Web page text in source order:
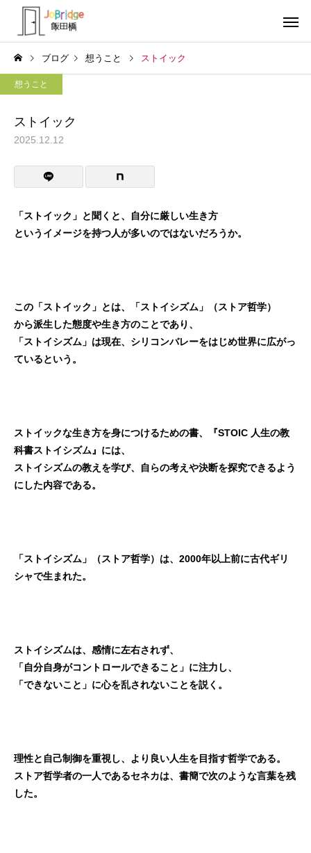
利用者の声
働き続けるための土台 全力禁止のススメ
ブログ 想うこと ストイック
想うこと
ストイック
2025.12.12
「ストイック」と聞くと、自分に厳しい生き方
というイメージを持つ人が多いのではないだろうか。
この「ストイック」とは、「ストイシズム」（ストア哲学）
から派生した態度や生き方のことであり、
「ストイシズム」は現在、シリコンバレーをはじめ世界に広がっ
ているという。
ストイックな生き方を身につけるための書、『STOIC 人生の教
科書ストイシズム』には、
ストイシズムの教えを学び、自らの考えや決断を探究できるよう
にした内容である。
「ストイシズム」（ストア哲学）は、2000年以上前に古代ギリ
シャで生まれた。
ストイシズムは、感情に左右されず、
「自分自身がコントロールできること」に注力し、
「できないこと」に心を乱されないことを説く。
理性と自己制御を重視し、より良い人生を目指す哲学である。
ストア哲学者の一人であるセネカは、書簡で次のような言葉を残
した。